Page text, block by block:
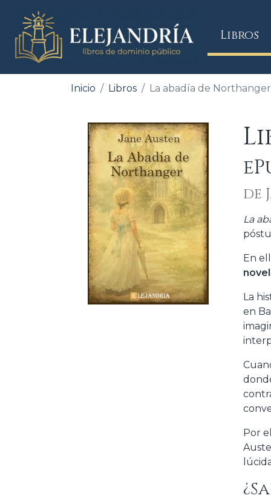
Libros
Inicio Libros La abadía de Northanger
de
La
En
La
en
Por